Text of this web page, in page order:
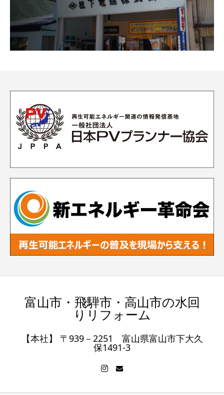
富山市・飛騨市・高山市の水回
りリフォーム
【本社】 〒939－2251 富山県富山市下大久
保1491-3